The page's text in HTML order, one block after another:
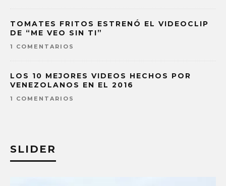
TOMATES FRITOS ESTRENÓ EL VIDEOCLIP
DE “ME VEO SIN TI”
1 COMENTARIOS
LOS 10 MEJORES VIDEOS HECHOS POR
VENEZOLANOS EN EL 2016
1 COMENTARIOS
SLIDER